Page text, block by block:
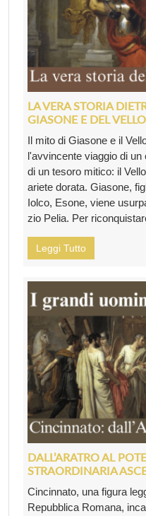
LA VERA STORIA
GIASONE E DEL
Il mito di Giasone e il
l'avvincente viaggio di
di un tesoro mitico: il
ariete dorata. Giasone,
Iolco, Esone, viene
zio Pelia. Per
Leggi Tutto
DALL’ARATRO AL
STRAORDINARIA
Cincinnato, una figura
Repubblica Romana,